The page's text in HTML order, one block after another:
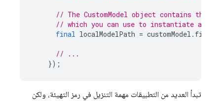
// The CustomModel object contains the
// which you can use to instantiate a
final localModelPath = customModel . file
// ...
});
تبدأ العديد من التطبيقات مهمة التنزيل في رمز التهيئة، ولكن